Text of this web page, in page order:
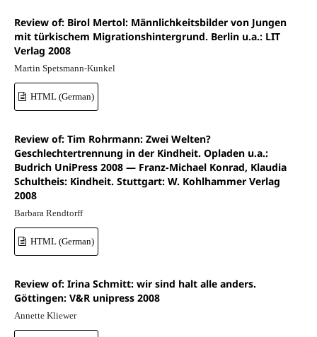
Review of: Birol Mertol: Männlichkeitsbilder von Jungen
mit türkischem Migrationshintergrund. Berlin u.a.: LIT
Verlag 2008
Martin Spetsmann-Kunkel
HTML (German)
Review of: Tim Rohrmann: Zwei Welten?
Geschlechtertrennung in der Kindheit. Opladen u.a.:
Budrich UniPress 2008 — Franz-Michael Konrad, Klaudia
Schultheis: Kindheit. Stuttgart: W. Kohlhammer Verlag
2008
Barbara Rendtorff
HTML (German)
Review of: Irina Schmitt: wir sind halt alle anders.
Göttingen: V&R unipress 2008
Annette Kliewer